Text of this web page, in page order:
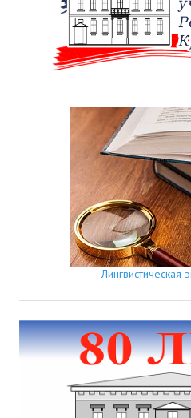
Лингвистическая